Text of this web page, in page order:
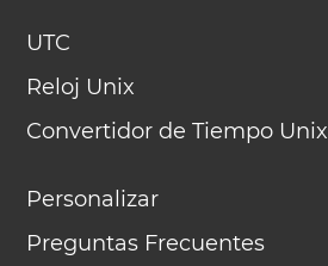
UTC
Reloj Unix
Convertidor de Tiempo Unix
Personalizar
Preguntas Frecuentes